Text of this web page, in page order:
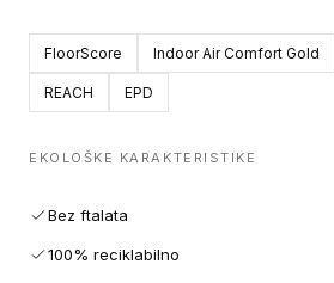
FloorScore Indoor Air Comfort Gold
REACH EPD
EKOLOŠKE KARAKTERISTIKE
Bez ftalata
100% reciklabilno